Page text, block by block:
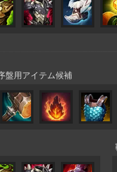
盤用アイテム候補